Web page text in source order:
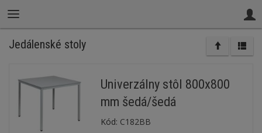
Jedálenské stoly
Univerzálny stôl 800x800
mm šedá/šedá
Kód: C182BB